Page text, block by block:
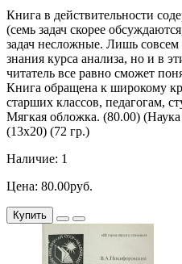
Книга в действительности
(семь задач скорее
задач несложные. Лишь
знания курса анализа, но и в
читатель все равно сможет
Книга обращена к широкому
старших классов, педагогам,
Мягкая обложка. (80.00)
(13х20) (72 гр.)
Наличие: 1
Цена: 80.00руб.
Купить